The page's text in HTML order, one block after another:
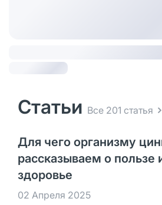
Статьи Все 201 статья
Для чего организму
рассказываем о пользе
здоровье
02 Апреля 2025